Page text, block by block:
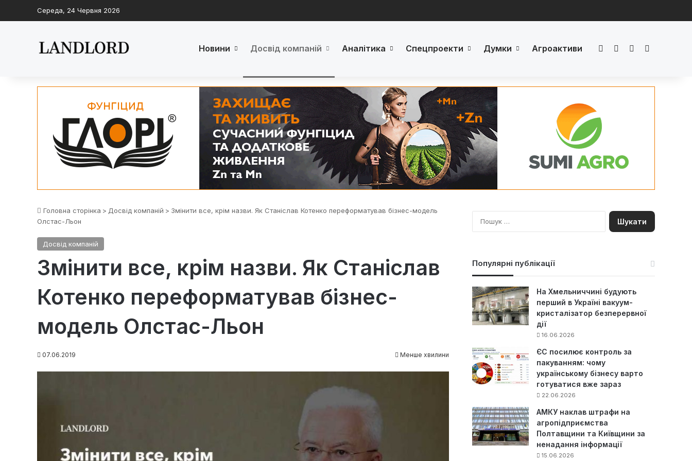
Середа, 24 Червня 2026
Новини Досвід компаній Аналітика Спецпроекти Думки Агроактиви FacebookLinkedInYouTube
Головна сторінка > Досвід компаній > Змінити все, крім назви. Як Станіслав Котенко переформатував бізнес-модель
Олстас-Льон
Досвід компаній
Змінити все, крім назви. Як Станіслав
Котенко переформатував бізнес-
модель Олстас-Льон
07.06.2019 Менше хвилини
П
о
Популярні публікації
На Хмельниччині будують
перший в Україні вакуум-
кристалізатор безперервної
дії
16.06.2026
ЄС посилює контроль за
пакуванням: чому
українському бізнесу варто
готуватися вже зараз
22.06.2026
АМКУ наклав штрафи на
агропідприємства
Полтавщини та Київщини за
ненадання інформації
15.06.2026